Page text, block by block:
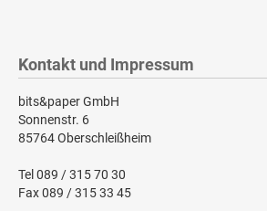
Kontakt und Impressum
bits&paper GmbH
Sonnenstr. 6
85764 Oberschleißheim
Tel 089 / 315 70 30
Fax 089 / 315 33 45